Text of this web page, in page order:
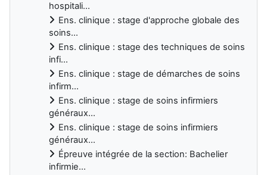
hospitali...
Ens. clinique : stage d'approche globale des
soins...
Ens. clinique : stage des techniques de soins
infi...
Ens. clinique : stage de démarches de soins
infirm...
Ens. clinique : stage de soins infirmiers
généraux...
Ens. clinique : stage de soins infirmiers
généraux...
Épreuve intégrée de la section: Bachelier
infirmie...